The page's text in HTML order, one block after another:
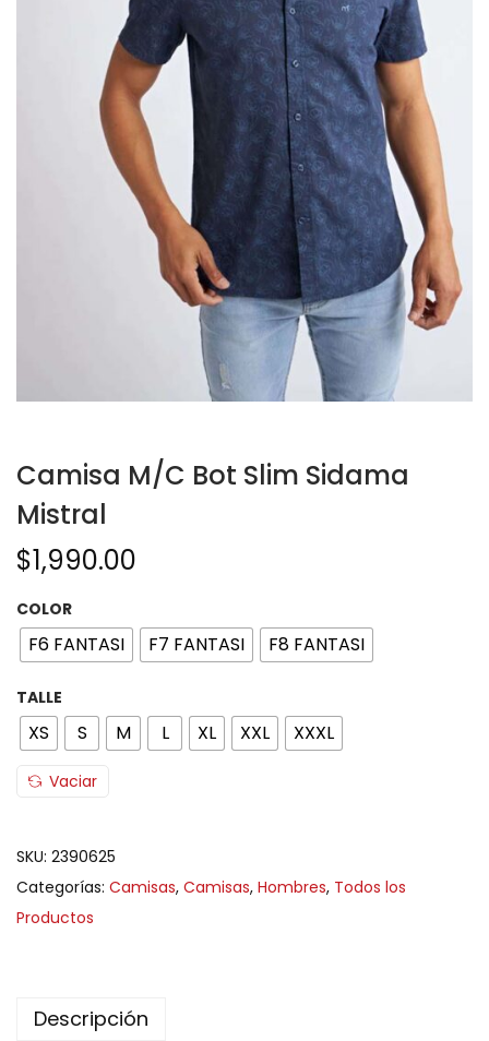
Camisa M/C Bot Slim Sidama
Mistral
$1,990.00
COLOR
F6 FANTASI F7 FANTASI F8 FANTASI
TALLE
XS S M L XL XXL XXXL
Vaciar
SKU: 2390625
Categorías: Camisas, Camisas, Hombres, Todos los
Productos
Descripción